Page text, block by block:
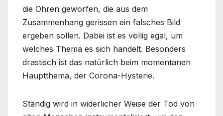
die Ohren geworfen, die aus dem
Zusammenhang gerissen ein falsches Bild
ergeben sollen. Dabei ist es völlig egal, um
welches Thema es sich handelt. Besonders
drastisch ist das natürlich beim momentanen
Hauptthema, der Corona-Hysterie.
Ständig wird in widerlicher Weise der Tod von